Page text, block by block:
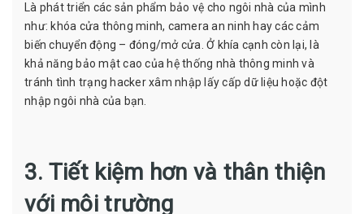
Là phát triển các sản phẩm bảo vệ cho ngôi nhà của mình
như: khóa cửa thông minh, camera an ninh hay các cảm
biến chuyển động – đóng/mở cửa. Ở khía cạnh còn lại, là
khả năng bảo mật cao của hệ thống nhà thông minh và
tránh tình trạng hacker xâm nhập lấy cấp dữ liệu hoặc đột
nhập ngôi nhà của bạn.
3. Tiết kiệm hơn và thân thiện
với môi trường